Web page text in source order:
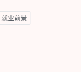
就业前景